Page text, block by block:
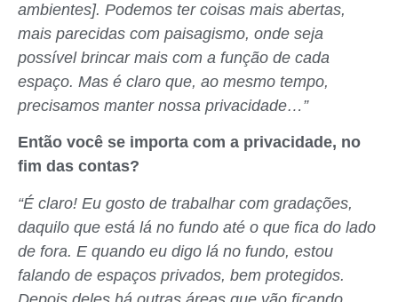
ambientes]. Podemos ter coisas mais abertas,
mais parecidas com paisagismo, onde seja
possível brincar mais com a função de cada
espaço. Mas é claro que, ao mesmo tempo,
precisamos manter nossa privacidade…”
Então você se importa com a privacidade, no
fim das contas?
“É claro! Eu gosto de trabalhar com gradações,
daquilo que está lá no fundo até o que fica do lado
de fora. E quando eu digo lá no fundo, estou
falando de espaços privados, bem protegidos.